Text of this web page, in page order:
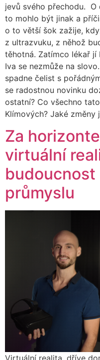
jevů svého přechodu.
to mohlo být jinak a
o to větší šok zažije,
z ultrazvuku, z něhož
těhotná. Zatímco lékař jí
Iva se nezmůže na
spadne čelist s
se radostnou novinku
ostatní? Co všechno
Klímových? Jaké
Za
virtuální
průmyslu